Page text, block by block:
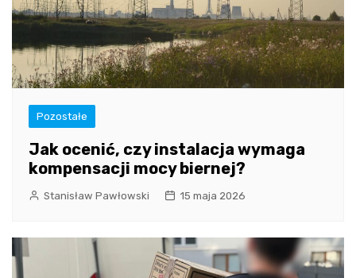
Pozostałe
Jak ocenić, czy instalacja wymaga
kompensacji mocy biernej?
Stanisław Pawłowski 15 maja 2026